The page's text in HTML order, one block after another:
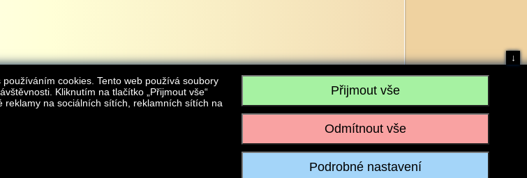
je AGROMARKET IRSI s.r.o., IČO: 28304845, se sídlem č.p. 17, 768 75 Loukov
Realizace:w-software.com
cookies. Tento web používá soubory
Kliknutím na tlačítko „Přijmout vše“
na sociálních sítích, reklamních sítích na
↓